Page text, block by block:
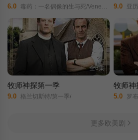
6.0 毒药：一名偶像的生与死/Veneno/ 9.0 亚历克斯·
全6集
牧师神探第一季
9.0 格兰切斯特/第一季/
牧师神
5.0 罗布森·格林/泰莎·皮科-琼斯/阿
更多欧美剧